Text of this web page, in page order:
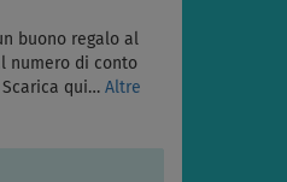
buono regalo al
numero di conto
qui… Altre